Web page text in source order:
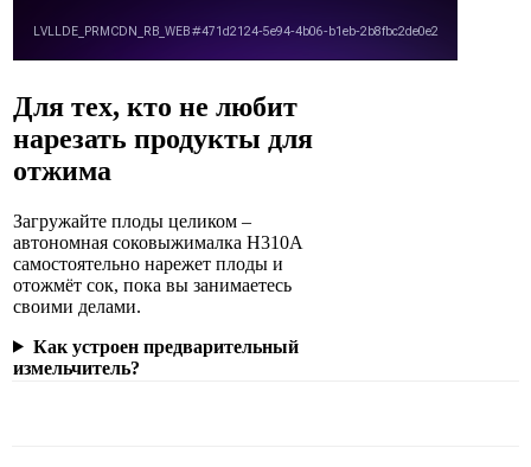
Для тех, кто не любит
нарезать продукты для
отжима
Загружайте плоды целиком –
автономная соковыжималка H310A
самостоятельно нарежет плоды и
отожмёт сок, пока вы занимаетесь
своими делами.
Как устроен предварительный
измельчитель?